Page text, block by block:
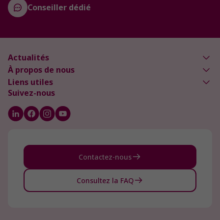
Conseiller dédié
Actualités
À propos de nous
Liens utiles
Suivez-nous
Contactez-nous
Consultez la FAQ